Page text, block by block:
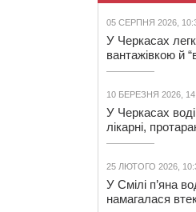
05 СЕРПНЯ 2026,
У Черкасах
вантажівкою й
10 БЕРЕЗНЯ 2026,
У Черкасах
лікарні,
25 ЛЮТОГО 2026,
У Смілі п’яна
намагалася